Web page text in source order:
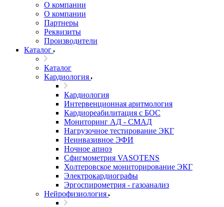
О компании
О компании
Партнеры
Реквизиты
Производители
Каталог
Каталог
Кардиология
Кардиология
Интервенционная аритмология
Кардиореабилитация с БОС
Мониторинг АД - СМАД
Нагрузочное тестирование ЭКГ
Неинвазивное ЭФИ
Ночное апноэ
Сфигмометрия VASOTENS
Холтеровское мониторирование ЭКГ
Электрокардиографы
Эргоспирометрия - газоанализ
Нейрофизиология